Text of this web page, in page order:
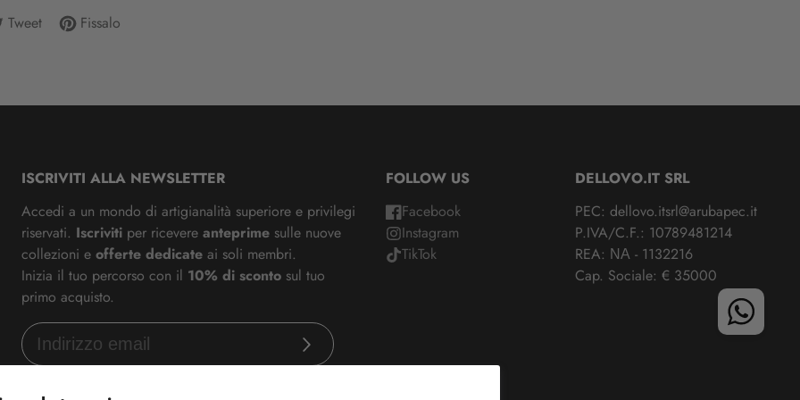
Tweet Fissalo
Aggiungi
Si
ISCRIVITI ALLA NEWSLETTER
Accedi a un mondo di artigianalità superiore e privilegi
riservati. Iscriviti per ricevere anteprime sulle nuove
collezioni e offerte dedicate ai soli membri.
Inizia il tuo percorso con il 10% di sconto sul tuo
primo acquisto.
Iscriviti
FOLLOW US
Facebook
Instagram
TikTok
DELLOVO.IT SRL
PEC: dellovo.itsrl@arubapec.it
P.IVA/C.F.: 10789481214
REA: ΝΑ - 1132216
Cap. Sociale: € 35000